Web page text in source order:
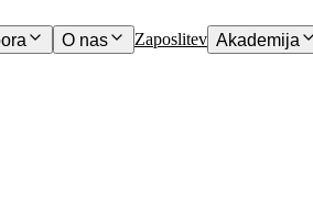
O nas Zaposlitev Akademija